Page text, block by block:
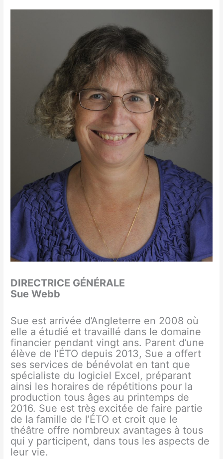
DIRECTRICE GÉNÉRALE
Sue Webb
Sue est arrivée d’Angleterre en 2008 où
elle a étudié et travaillé dans le domaine
financier pendant vingt ans. Parent d’une
élève de l’ÉTO depuis 2013, Sue a offert
ses services de bénévolat en tant que
spécialiste du logiciel Excel, préparant
ainsi les horaires de répétitions pour la
production tous âges au printemps de
2016. Sue est très excitée de faire partie
de la famille de l’ÉTO et croit que le
théâtre offre nombreux avantages à tous
qui y participent, dans tous les aspects de
leur vie.